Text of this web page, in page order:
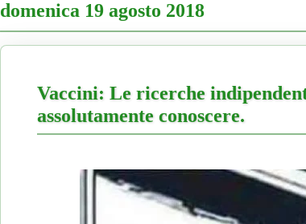
domenica 19 agosto 2018
Vaccini: Le ricerche
assolutamente conoscere.